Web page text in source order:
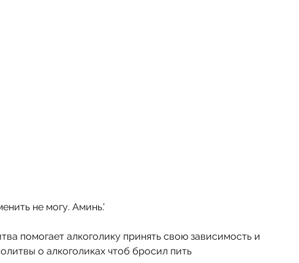
не могу. Аминь.'
помогает алкоголику принять свою зависимость и
о алкоголиках чтоб бросил пить